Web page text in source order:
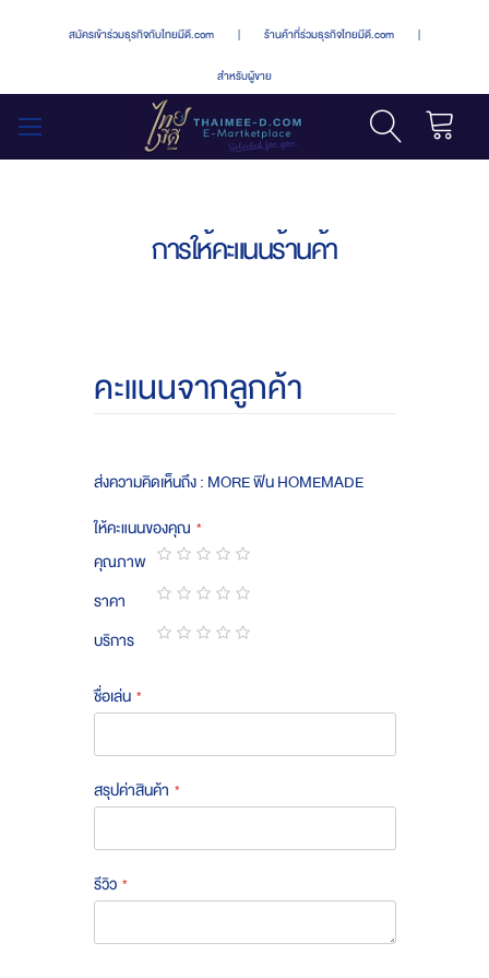
สมัครเข้าร่วมธุรกิจกับไทยมีดี.com | ร้านค้าที่ร่วมธุรกิจไทยมีดี.com |
สำหรับผู้ขาย
การให้คะแนนร้านค้า
คะแนนจากลูกค้า
ส่งความคิดเห็นถึง : MORE ฟิน HOMEMADE
ให้คะแนนของคุณ
คุณภาพ
1
star
2
stars
3
stars
4
stars
5
stars
ราคา
1
star
2
stars
3
stars
4
stars
5
stars
บริการ
ชื่อเล่น
สรุปค่าสินค้า
รีวิว